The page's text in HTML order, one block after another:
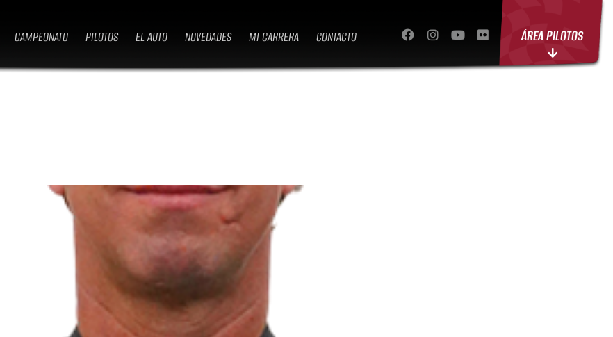
CAMPEONATO PILOTOS EL AUTO NOVEDADES MI CARRERA CONTACTO ÁREA PILOTOS